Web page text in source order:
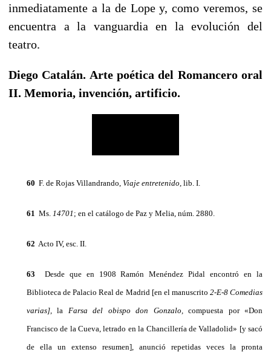
inmediatamente a la de Lope y, como ve­remos, se
encuentra a la vanguardia en la evolución del
teatro.
Diego Catalán. Arte poética del Romancero oral
II. Memoria, invención, artificio.
60 F. de Rojas Villandrando, Viaje entretenido, lib. I.
61 Ms. 14701 ; en el catálogo de Paz y Melia, núm. 2880.
62 Acto IV, esc. II.
63 Desde que en 1908 Ramón Menéndez Pidal encontró en la
Biblioteca de Palacio Real de Ma­drid [en el manuscrito 2-E-8 Comedias
varias],la Farsa del obispo don Gonzalo,compuesta por «Don
Francisco de la Cueva, letrado en la Chancillería de Valladolid» [y sacó
de ella un extenso resumen], anunció repetidas veces la pronta